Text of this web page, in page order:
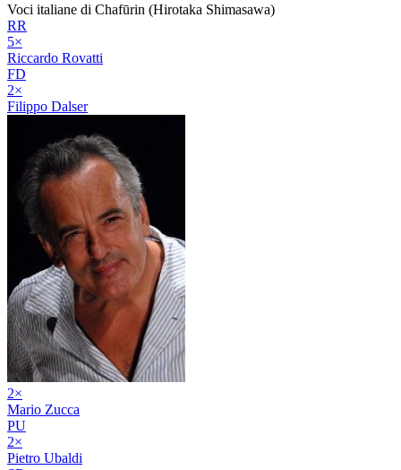
Voci italiane di Chafūrin (Hirotaka Shimasawa)
RR
5×
Riccardo Rovatti
FD
2×
Filippo Dalser
2×
Mario Zucca
PU
2×
Pietro Ubaldi